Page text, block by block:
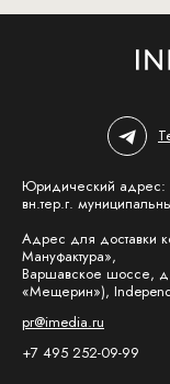
Юридический адрес:
вн.тер.г.
Адрес для доставки
Мануфактура»,
Варшавское шоссе,
«Мещерин»),
pr@imedia.ru
+7 495 252-09-99